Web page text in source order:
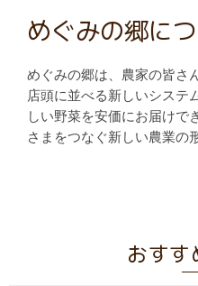
めぐみの郷に
めぐみの郷は、農家の皆さ
店頭に並べる新しいシステ
しい野菜を安価にお届けで
さまをつなぐ新しい農業の
おすす